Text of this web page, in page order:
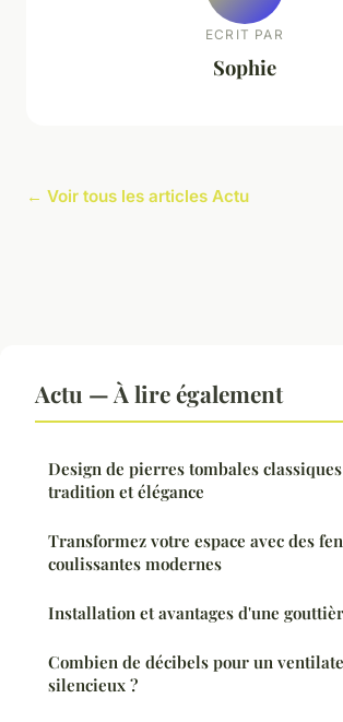
ECRIT PAR
Sophie
← Voir tous les articles Actu
Actu — À lire également
Design de pierres tombales
tradition et élégance
Transformez votre espace avec des
coulissantes modernes
Installation et avantages d'une
Combien de décibels pour un
silencieux ?